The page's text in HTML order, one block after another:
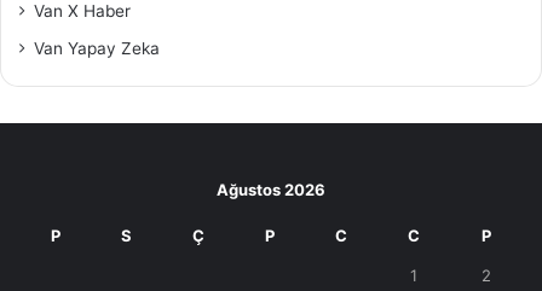
Van X Haber
Van Yapay Zeka
Ağustos 2026
P S Ç P C C P
1 2